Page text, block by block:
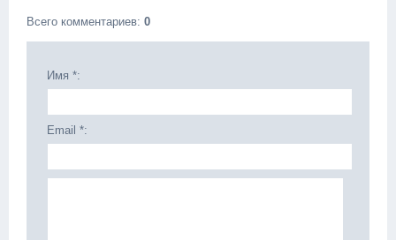
Всего комментариев: 0
Имя *:
Email *: